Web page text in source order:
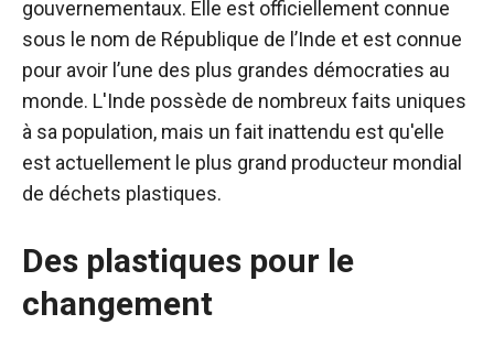
gouvernementaux. Elle est officiellement connue
sous le nom de République de l’Inde et est connue
pour avoir l’une des plus grandes démocraties au
monde. L'Inde possède de nombreux faits uniques
à sa population, mais un fait inattendu est qu'elle
est actuellement le plus grand producteur mondial
de déchets plastiques.
Des plastiques pour le
changement